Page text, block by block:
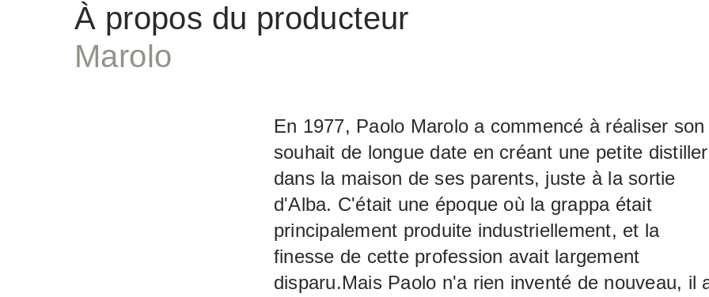
À propos du producteur
Marolo
En 1977, Paolo Marolo a commencé à réaliser son
souhait de longue date en créant une petite
dans la maison de ses parents, juste à la sortie
d'Alba. C'était une époque où la grappa était
principalement produite industriellement, et la
finesse de cette profession avait largement
disparu.Mais Paolo n'a rien inventé de nouveau, il